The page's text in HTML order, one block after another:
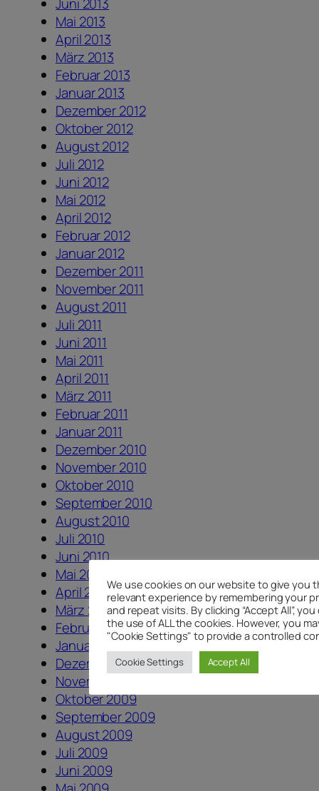
Mai 2013
April 2013
März 2013
Februar 2013
Januar 2013
Dezember 2012
Oktober 2012
August 2012
Juli 2012
Juni 2012
Mai 2012
April 2012
Februar 2012
Januar 2012
Dezember 2011
November 2011
August 2011
Juli 2011
Juni 2011
Mai 2011
April 2011
März 2011
Februar 2011
Januar 2011
Dezember 2010
November 2010
Oktober 2010
September 2010
August 2010
Juli 2010
Juni 2010
Mai 2010
April 2010
März 2010
Februar 2010
Januar 2010
Dezember 2009
November 2009
Oktober 2009
September 2009
August 2009
Juli 2009
Juni 2009
We use cookies on our website to give you
relevant experience by remembering your
and repeat visits. By clicking “Accept All”,
the use of ALL the cookies. However, you
"Cookie Settings" to provide a controlled
Cookie Settings Accept All